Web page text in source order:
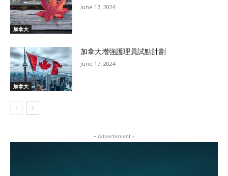
加拿大
June 17, 2024
加拿大
加拿大增強護理員試點計劃
June 17, 2024
- Advertisment -